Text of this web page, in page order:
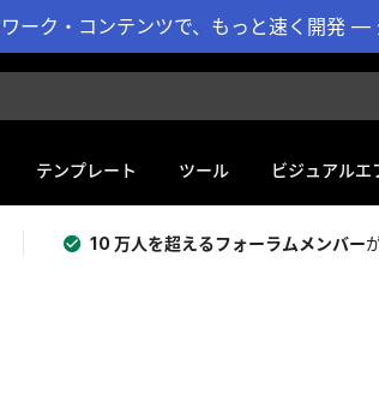
ーク・コンテンツで、もっと速く開発 —
テンプレート ツール ビジュアルエ
10 万人を超えるフォーラムメンバー